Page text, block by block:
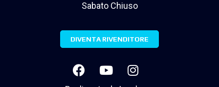
Sabato Chiuso
DIVENTA RIVENDITORE